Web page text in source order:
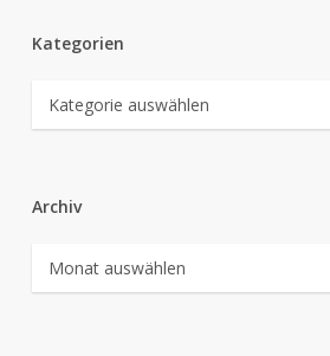
Kategorien
Kategorien
Archiv
Archiv